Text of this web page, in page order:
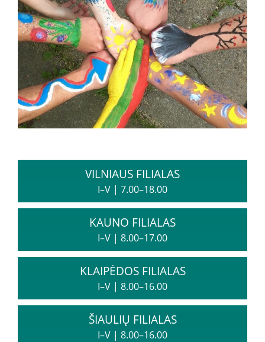
VILNIAUS FILIALAS
I–V | 7.00–18.00
KAUNO FILIALAS
I–V | 8.00–17.00
KLAIPĖDOS FILIALAS
I–V | 8.00–16.00
ŠIAULIŲ FILIALAS
I–V | 8.00–16.00